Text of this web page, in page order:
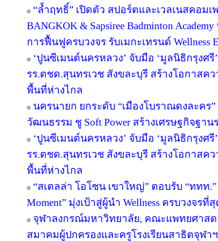
“ล้ำฤทธิ์” เปิดตัว สปอร์ตและเวลเนสคอม
BANGKOK & Sapsiree Badminton
การฟื้นฟูครบวงจร รับเมกะเทรนด์ Wellness
‘ปูนซีเมนต์นครหลวง’ จับมือ ‘มูลนิธิกรุงศรี
รร.ตชด.สุนทรเวช สังขละบุรี สร้างโอกาสค
พื้นที่ห่างไกล
นครนายก ยกระดับ “เมืองโบราณดงละคร
วัฒนธรรม ชู Soft Power สร้างเศรษฐกิจฐา
‘ปูนซีเมนต์นครหลวง’ จับมือ ‘มูลนิธิกรุงศรี
รร.ตชด.สุนทรเวช สังขละบุรี สร้างโอกาสค
พื้นที่ห่างไกล
“สเตลล่า โอโซน เขาใหญ่” ตอบรับ “ททท.”
Moment” มุ่งเป้าสู่ผู้นำ Wellness ครบวงจร
จุฬาลงกรณ์มหาวิทยาลัย, คณะแพทยศาส
สมาคมผู้ปกครองและครูโรงเรียนสาธิตจุฬา